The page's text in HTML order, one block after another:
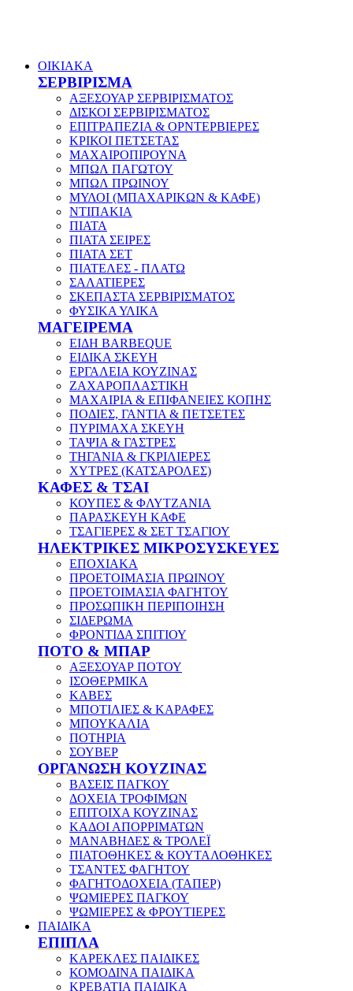
ΟΙΚΙΑΚΑ
ΣΕΡΒΙΡΙΣΜΑ
ΑΞΕΣΟΥΑΡ ΣΕΡΒΙΡΙΣΜΑΤΟΣ
ΔΙΣΚΟΙ ΣΕΡΒΙΡΙΣΜΑΤΟΣ
ΕΠΙΤΡΑΠΕΖΙΑ & ΟΡΝΤΕΡΒΙΕΡΕΣ
ΚΡΙΚΟΙ ΠΕΤΣΕΤΑΣ
ΜΑΧΑΙΡΟΠΙΡΟΥΝΑ
ΜΠΩΛ ΠΑΓΩΤΟΥ
ΜΠΩΛ ΠΡΩΙΝΟΥ
ΜΥΛΟΙ (ΜΠΑΧΑΡΙΚΩΝ & ΚΑΦΕ)
ΝΤΙΠΑΚΙΑ
ΠΙΑΤΑ
ΠΙΑΤΑ ΣΕΙΡΕΣ
ΠΙΑΤΑ ΣΕΤ
ΠΙΑΤΕΛΕΣ - ΠΛΑΤΩ
ΣΑΛΑΤΙΕΡΕΣ
ΣΚΕΠΑΣΤΑ ΣΕΡΒΙΡΙΣΜΑΤΟΣ
ΦΥΣΙΚΑ ΥΛΙΚΑ
ΜΑΓΕΙΡΕΜΑ
ΕΙΔΗ BARBEQUE
ΕΙΔΙΚΑ ΣΚΕΥΗ
ΕΡΓΑΛΕΙΑ ΚΟΥΖΙΝΑΣ
ΖΑΧΑΡΟΠΛΑΣΤΙΚΗ
ΜΑΧΑΙΡΙΑ & ΕΠΙΦΑΝΕΙΕΣ ΚΟΠΗΣ
ΠΟΔΙΕΣ, ΓΑΝΤΙΑ & ΠΕΤΣΕΤΕΣ
ΠΥΡΙΜΑΧΑ ΣΚΕΥΗ
ΤΑΨΙΑ & ΓΑΣΤΡΕΣ
ΤΗΓΑΝΙΑ & ΓΚΡΙΛΙΕΡΕΣ
ΧΥΤΡΕΣ (ΚΑΤΣΑΡΟΛΕΣ)
ΚΑΦΕΣ & ΤΣΑΙ
ΚΟΥΠΕΣ & ΦΛΥΤΖΑΝΙΑ
ΠΑΡΑΣΚΕΥΗ ΚΑΦΕ
ΤΣΑΓΙΕΡΕΣ & ΣΕΤ ΤΣΑΓΙΟΥ
ΗΛΕΚΤΡΙΚΕΣ ΜΙΚΡΟΣΥΣΚΕΥΕΣ
ΕΠΟΧΙΑΚΑ
ΠΡΟΕΤΟΙΜΑΣΙΑ ΠΡΩΙΝΟΥ
ΠΡΟΕΤΟΙΜΑΣΙΑ ΦΑΓΗΤΟΥ
ΠΡΟΣΩΠΙΚΗ ΠΕΡΙΠΟΙΗΣΗ
ΣΙΔΕΡΩΜΑ
ΦΡΟΝΤΙΔΑ ΣΠΙΤΙΟΥ
ΠΟΤΟ & ΜΠΑΡ
ΑΞΕΣΟΥΑΡ ΠΟΤΟΥ
ΙΣΟΘΕΡΜΙΚΑ
ΚΑΒΕΣ
ΜΠΟΤΙΛΙΕΣ & ΚΑΡΑΦΕΣ
ΜΠΟΥΚΑΛΙΑ
ΠΟΤΗΡΙΑ
ΣΟΥΒΕΡ
ΟΡΓΑΝΩΣΗ ΚΟΥΖΙΝΑΣ
ΒΑΣΕΙΣ ΠΑΓΚΟΥ
ΔΟΧΕΙΑ ΤΡΟΦΙΜΩΝ
ΕΠΙΤΟΙΧΑ ΚΟΥΖΙΝΑΣ
ΚΑΔΟΙ ΑΠΟΡΡΙΜΑΤΩΝ
ΜΑΝΑΒΗΔΕΣ & ΤΡΟΛΕΪ
ΠΙΑΤΟΘΗΚΕΣ & ΚΟΥΤΑΛΟΘΗΚΕΣ
ΤΣΑΝΤΕΣ ΦΑΓΗΤΟΥ
ΦΑΓΗΤΟΔΟΧΕΙΑ (ΤΑΠΕΡ)
ΨΩΜΙΕΡΕΣ ΠΑΓΚΟΥ
ΨΩΜΙΕΡΕΣ & ΦΡΟΥΤΙΕΡΕΣ
ΠΑΙΔΙΚΑ
ΕΠΙΠΛΑ
ΚΑΡΕΚΛΕΣ ΠΑΙΔΙΚΕΣ
ΚΟΜΟΔΙΝΑ ΠΑΙΔΙΚΑ
ΚΡΕΒΑΤΙΑ ΠΑΙΔΙΚΑ